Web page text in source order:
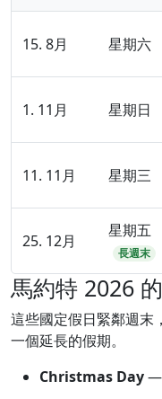
15. 8月 星期六
1. 11月 星期日
11. 11月 星期三
25. 12月
星期五
長週末
馬約特 2026
這些國定假日緊鄰週末
一個延長的假期。
Christmas Day—